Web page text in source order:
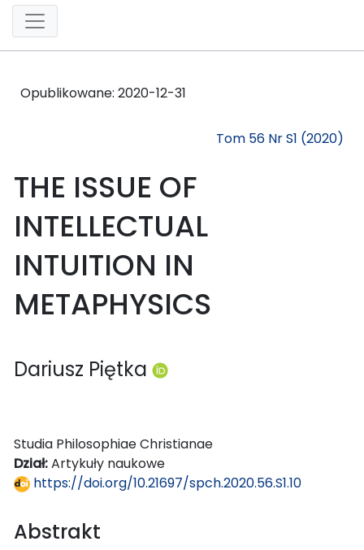
Opublikowane: 2020-12-31
Tom 56 Nr S1 (2020)
THE ISSUE OF
INTELLECTUAL
INTUITION IN
METAPHYSICS
Dariusz Piętka
Studia Philosophiae Christianae
Dział:Artykuły naukowe
https://doi.org/10.21697/spch.2020.56.S1.10
Abstrakt